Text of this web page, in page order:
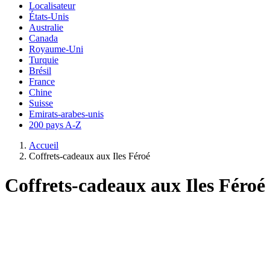
Localisateur
États-Unis
Australie
Canada
Royaume-Uni
Turquie
Brésil
France
Chine
Suisse
Emirats-arabes-unis
200 pays A-Z
Accueil
Coffrets-cadeaux aux Iles Féroé
Coffrets-cadeaux aux Iles Féroé